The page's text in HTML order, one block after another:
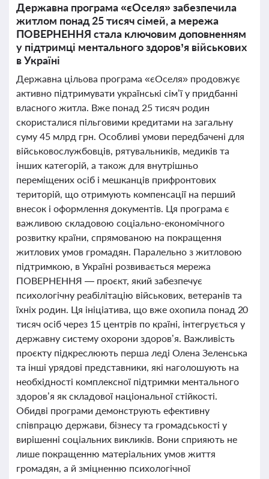
Державна програма «єОселя» забезпечила
житлом понад 25 тисяч сімей, а мережа
ПОВЕРНЕННЯ стала ключовим доповненням
у підтримці ментального здоров’я військових
в Україні
Державна цільова програма «єОселя» продовжує
активно підтримувати українські сім’ї у придбанні
власного житла. Вже понад 25 тисяч родин
скористалися пільговими кредитами на загальну
суму 45 млрд грн. Особливі умови передбачені для
військовослужбовців, рятувальників, медиків та
інших категорій, а також для внутрішньо
переміщених осіб і мешканців прифронтових
територій, що отримують компенсації на перший
внесок і оформлення документів. Ця програма є
важливою складовою соціально-економічного
розвитку країни, спрямованою на покращення
житлових умов громадян. Паралельно з житловою
підтримкою, в Україні розвивається мережа
ПОВЕРНЕННЯ — проєкт, який забезпечує
психологічну реабілітацію військових, ветеранів та
їхніх родин. Ця ініціатива, що вже охопила понад 20
тисяч осіб через 15 центрів по країні, інтегрується у
державну систему охорони здоров’я. Важливість
проєкту підкреслюють перша леді Олена Зеленська
та інші урядові представники, які наголошують на
необхідності комплексної підтримки ментального
здоров’я як складової національної стійкості.
Обидві програми демонструють ефективну
співпрацю держави, бізнесу та громадськості у
вирішенні соціальних викликів. Вони сприяють не
лише покращенню матеріальних умов життя
громадян, а й зміцненню психологічної